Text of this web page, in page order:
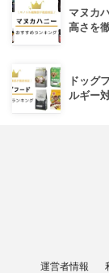
マヌカ
高さを
ドッグ
ルギー
運営者情報